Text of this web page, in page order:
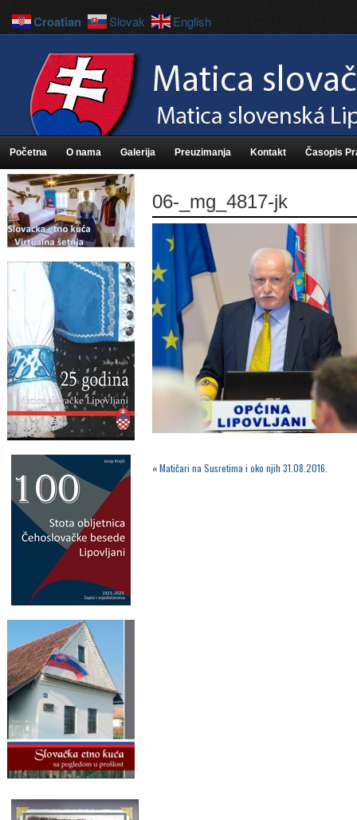
Početna O nama Galerija Preuzimanja Kontakt Časopis
06-_mg_4817-jk
«Matičari na Susretima i oko njih 31.08.2016.
Croatian Slovak English